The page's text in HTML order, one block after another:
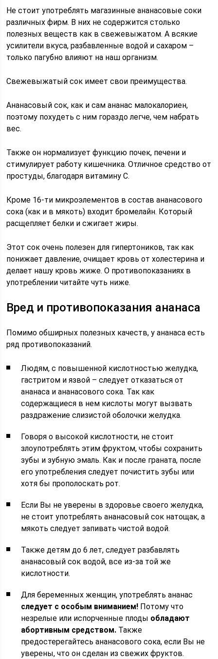
Не стоит употреблять магазинные ананасовые соки
различных фирм. В них не содержится столько
полезных веществ как в свежевыжатом. А всякие
усилители вкуса, разбавленные водой и сахаром –
только пагубно влияют на наш организм.
Свежевыжатый сок имеет свои преимущества.
Ананасовый сок, как и сам ананас малокалориен,
поэтому похудеть с ним гораздо легче, чем набрать
вес.
Также он нормализует функцию почек, печени и
стимулирует работу кишечника. Отличное средство от
простуды, благодаря витамину С.
Кроме 16-ти микроэлементов в состав ананасового
сока (как и в мякоть) входит бромелайн. Который
расщепляет белки и сжигает жиры.
Этот сок очень полезен для гипертоников, так как
понижает давление, очищает кровь от холестерина и
делает нашу кровь жиже. О противопоказаниях в
употреблении читайте чуть ниже.
Вред и противопоказания ананаса
Помимо обширных полезных качеств, у ананаса есть
ряд противопоказаний.
Людям, с повышенной кислотностью желудка,
гастритом и язвой – следует отказаться от
ананаса и ананасового сока. Так как
содержащиеся в нем кислоты могут вызвать
раздражение слизистой оболочки желудка.
Говоря о высокой кислотности, не стоит
злоупотреблять этим фруктом, чтобы сохранить
зубы и зубную эмаль. Как и после граната, после
его употребления следует почистить зубы или
хотя бы прополоскать рот.
Если Вы не уверены в здоровье своего желудка,
не стоит употреблять ананасовый сок натощак, а
мякоть следует запивать чистой водой.
Также детям до 6 лет, следует разбавлять
ананасовый сок водой, все из-за той же
кислотности.
Для беременных женщин, употреблять ананас
следует с особым вниманием! Потому что
незрелые или испорченные плоды обладают
абортивным средством. Также
предостерегайтесь ананасового сока, если Вы не
уверены, что он сделан из свежих фруктов.